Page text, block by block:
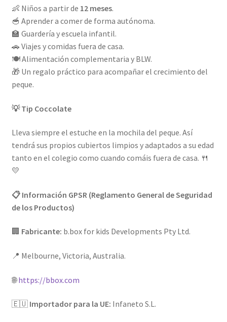
👶 Niños a partir de 12 meses.
🥣 Aprender a comer de forma autónoma.
🏫 Guardería y escuela infantil.
🚗 Viajes y comidas fuera de casa.
🍽️ Alimentación complementaria y BLW.
🎁 Un regalo práctico para acompañar el crecimiento del
peque.
💡 Tip Coccolate
Lleva siempre el estuche en la mochila del peque. Así
tendrá sus propios cubiertos limpios y adaptados a su edad
tanto en el colegio como cuando comáis fuera de casa. 🍴
💛
📋 Información GPSR (Reglamento General de Seguridad
de los Productos)
🏢 Fabricante: b.box for kids Developments Pty Ltd.
📍 Melbourne, Victoria, Australia.
🌐https://bbox.com
🇪🇺 Importador para la UE: Infaneto S.L.